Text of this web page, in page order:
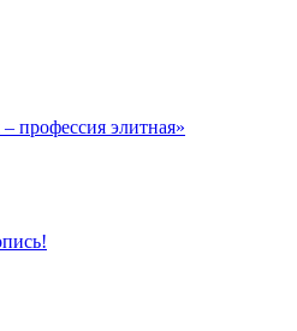
профессия элитная»